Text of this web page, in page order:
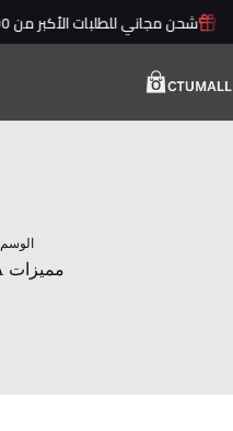
التجاوز
إلى شحن مجاني للطلبات الأكبر من 2000ج
الوسم
مميزات EVA